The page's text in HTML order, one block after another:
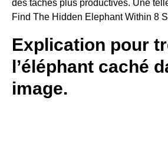
des tâches plus productives. Une
Find The Hidden Elephant Within 8
Explication pour
l’éléphant caché
image.